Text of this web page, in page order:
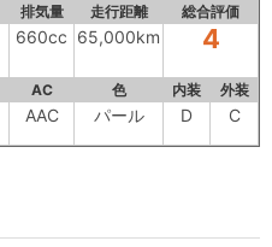
排気量 走行距離 総合評価
660cc 65,000km 4
AC 色 内装 外装
AAC パール D C